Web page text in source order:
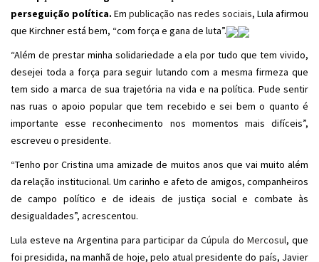
perseguição política. Empublicação nas redes sociais, Lula afirmou
que Kirchner está bem, “com força e gana de luta”.
“Além de prestar minha solidariedade a ela por tudo que tem vivido,
desejei toda a força para seguir lutando com a mesma firmeza que
tem sido a marca de sua trajetória na vida e na política. Pude sentir
nas ruas o apoio popular que tem recebido e sei bem o quanto é
importante esse reconhecimento nos momentos mais difíceis”,
escreveu o presidente.
“Tenho por Cristina uma amizade de muitos anos que vai muito além
da relação institucional. Um carinho e afeto de amigos, companheiros
de campo político e de ideais de justiça social e combate às
desigualdades”, acrescentou.
Lula esteve na Argentina para participar daCúpula do Mercosul, que
foi presidida, na manhã de hoje, pelo atual presidente do país, Javier